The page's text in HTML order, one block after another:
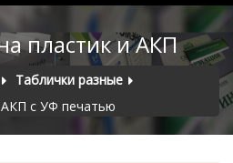
пластик и АКП
Таблички разные
АКП с УФ печатью